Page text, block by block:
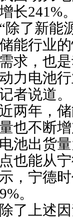
长241%
新能源
，储能行
求，
力电池
说道。
年，
也不断增
池出货
也能从宁
，宁
。
述因素外